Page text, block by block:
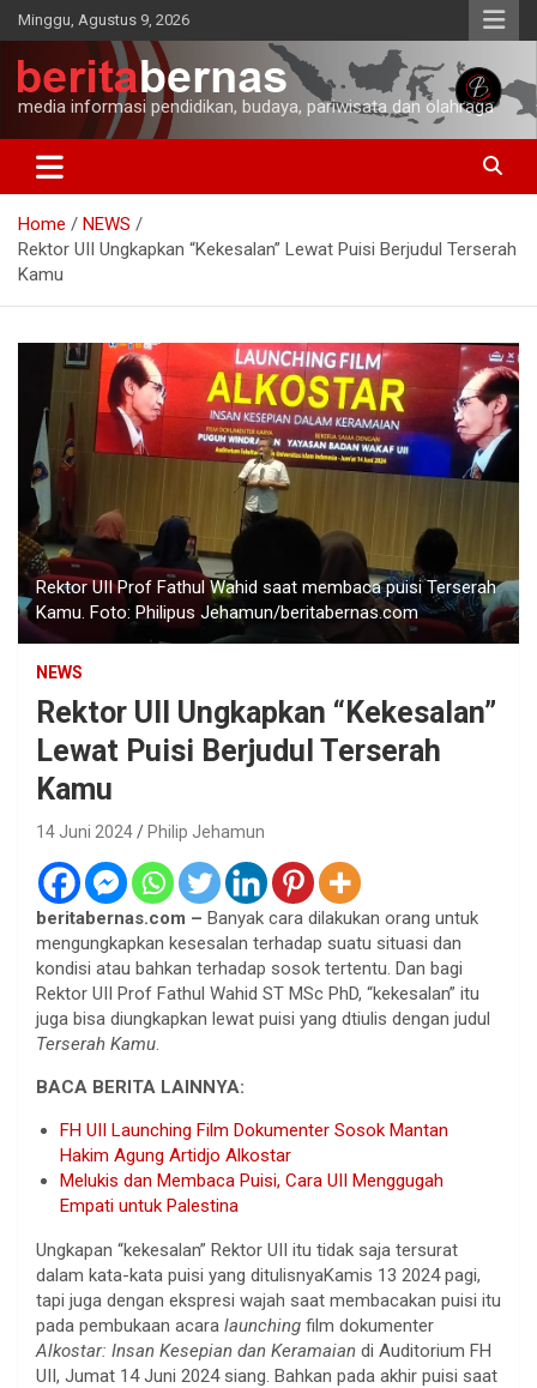
Skip
to
content
Minggu, Agustus 9, 2026
media informasi pendidikan, budaya, pariwisata dan olahraga
Home
NEWS
Rektor UII Ungkapkan “Kekesalan” Lewat Puisi Berjudul Terserah
Kamu
Rektor UII Prof Fathul Wahid saat membaca puisi Terserah
Kamu. Foto: Philipus Jehamun/beritabernas.com
NEWS
Rektor UII Ungkapkan “Kekesalan”
Lewat Puisi Berjudul Terserah
Kamu
14 Juni 2024 Philip Jehamun
beritabernas.com – Banyak cara dilakukan orang untuk
mengungkapkan kesesalan terhadap suatu situasi dan
kondisi atau bahkan terhadap sosok tertentu. Dan bagi
Rektor UII Prof Fathul Wahid ST MSc PhD, “kekesalan” itu
juga bisa diungkapkan lewat puisi yang dtiulis dengan judul
Terserah Kamu.
BACA BERITA LAINNYA:
FH UII Launching Film Dokumenter Sosok Mantan
Hakim Agung Artidjo Alkostar
Melukis dan Membaca Puisi, Cara UII Menggugah
Empati untuk Palestina
Ungkapan “kekesalan” Rektor UII itu tidak saja tersurat
dalam kata-kata puisi yang ditulisnyaKamis 13 2024 pagi,
tapi juga dengan ekspresi wajah saat membacakan puisi itu
pada pembukaan acara launching film dokumenter
Alkostar: Insan Kesepian dan Keramaian di Auditorium FH
UII, Jumat 14 Juni 2024 siang. Bahkan pada akhir puisi saat